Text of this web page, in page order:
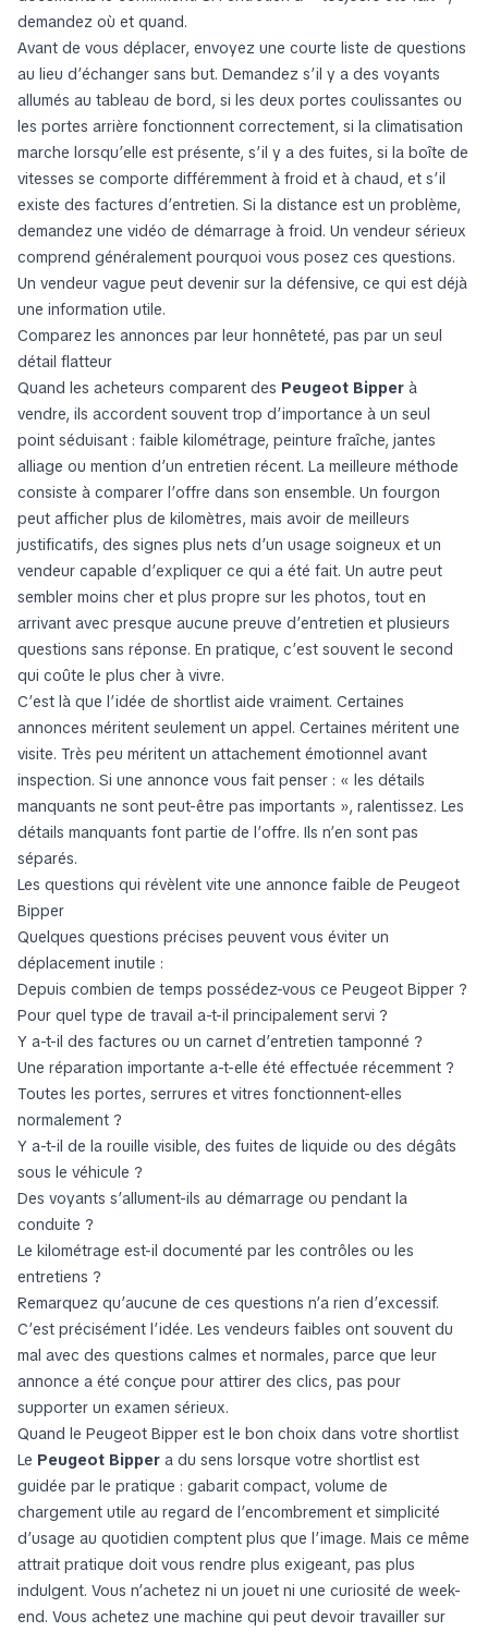
demandez où et quand.
Avant de vous déplacer, envoyez une courte liste de questions
au lieu d’échanger sans but. Demandez s’il y a des voyants
allumés au tableau de bord, si les deux portes coulissantes ou
les portes arrière fonctionnent correctement, si la climatisation
marche lorsqu’elle est présente, s’il y a des fuites, si la boîte de
vitesses se comporte différemment à froid et à chaud, et s’il
existe des factures d’entretien. Si la distance est un problème,
demandez une vidéo de démarrage à froid. Un vendeur sérieux
comprend généralement pourquoi vous posez ces questions.
Un vendeur vague peut devenir sur la défensive, ce qui est déjà
une information utile.
Comparez les annonces par leur honnêteté, pas par un seul
détail flatteur
Quand les acheteurs comparent des Peugeot Bipper à
vendre, ils accordent souvent trop d’importance à un seul
point séduisant : faible kilométrage, peinture fraîche, jantes
alliage ou mention d’un entretien récent. La meilleure méthode
consiste à comparer l’offre dans son ensemble. Un fourgon
peut afficher plus de kilomètres, mais avoir de meilleurs
justificatifs, des signes plus nets d’un usage soigneux et un
vendeur capable d’expliquer ce qui a été fait. Un autre peut
sembler moins cher et plus propre sur les photos, tout en
arrivant avec presque aucune preuve d’entretien et plusieurs
questions sans réponse. En pratique, c’est souvent le second
qui coûte le plus cher à vivre.
C’est là que l’idée de shortlist aide vraiment. Certaines
annonces méritent seulement un appel. Certaines méritent une
visite. Très peu méritent un attachement émotionnel avant
inspection. Si une annonce vous fait penser : « les détails
manquants ne sont peut-être pas importants », ralentissez. Les
détails manquants font partie de l’offre. Ils n’en sont pas
séparés.
Les questions qui révèlent vite une annonce faible de Peugeot
Bipper
Quelques questions précises peuvent vous éviter un
déplacement inutile :
Depuis combien de temps possédez-vous ce Peugeot Bipper ?
Pour quel type de travail a-t-il principalement servi ?
Y a-t-il des factures ou un carnet d’entretien tamponné ?
Une réparation importante a-t-elle été effectuée récemment ?
Toutes les portes, serrures et vitres fonctionnent-elles
normalement ?
Y a-t-il de la rouille visible, des fuites de liquide ou des dégâts
sous le véhicule ?
Des voyants s’allument-ils au démarrage ou pendant la
conduite ?
Le kilométrage est-il documenté par les contrôles ou les
entretiens ?
Remarquez qu’aucune de ces questions n’a rien d’excessif.
C’est précisément l’idée. Les vendeurs faibles ont souvent du
mal avec des questions calmes et normales, parce que leur
annonce a été conçue pour attirer des clics, pas pour
supporter un examen sérieux.
Quand le Peugeot Bipper est le bon choix dans votre shortlist
Le Peugeot Bipper a du sens lorsque votre shortlist est
guidée par le pratique : gabarit compact, volume de
chargement utile au regard de l’encombrement et simplicité
d’usage au quotidien comptent plus que l’image. Mais ce même
attrait pratique doit vous rendre plus exigeant, pas plus
indulgent. Vous n’achetez ni un jouet ni une curiosité de week-
end. Vous achetez une machine qui peut devoir travailler sur